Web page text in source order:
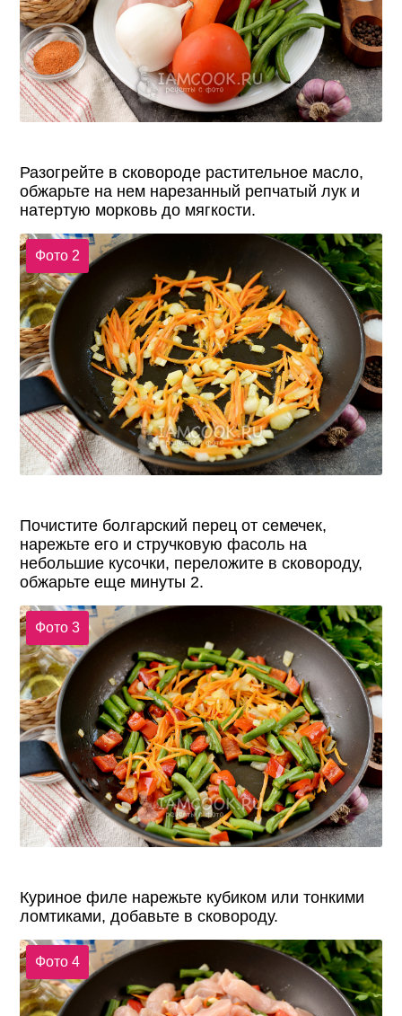
Разогрейте в сковороде растительное масло,
обжарьте на нем нарезанный репчатый лук и
натертую морковь до мягкости.
Фото 2
Почистите болгарский перец от семечек,
нарежьте его и стручковую фасоль на
небольшие кусочки, переложите в сковороду,
обжарьте еще минуты 2.
Фото 3
Куриное филе нарежьте кубиком или тонкими
ломтиками, добавьте в сковороду.
Фото 4